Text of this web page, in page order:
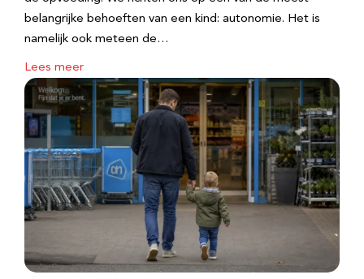
belangrijke behoeften van een kind: autonomie. Het is
namelijk ook meteen de…
Lees meer